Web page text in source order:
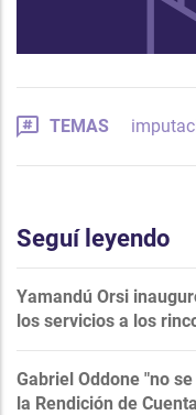
TEMAS
Seguí leyendo
Yamandú Orsi
los servicios a los
Gabriel Oddone "no
la Rendición de